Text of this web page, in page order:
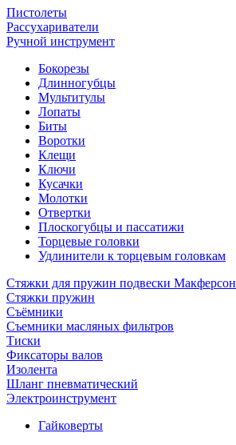
Пистолеты
Рассухариватели
Ручной инструмент
Бокорезы
Длинногубцы
Мультитулы
Лопаты
Биты
Воротки
Клещи
Ключи
Кусачки
Молотки
Отвертки
Плоскогубцы и пассатижи
Торцевые головки
Удлинители к торцевым головкам
Стяжки для пружин подвески Макферсон
Стяжки пружин
Съёмники
Съемники масляных фильтров
Тиски
Фиксаторы валов
Изолента
Шланг пневматический
Электроинструмент
Гайковерты